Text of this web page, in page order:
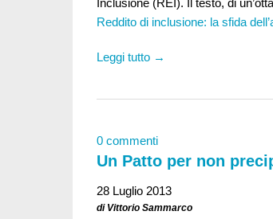
Inclusione (REI). Il testo, di
Reddito di inclusione: la sfida
Leggi tutto →
0 commenti
Un Patto per non
28 Luglio 2013
di Vittorio Sammarco